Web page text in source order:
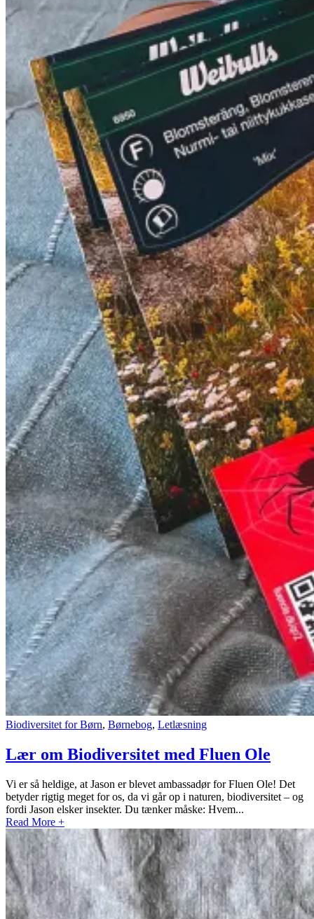
Biodiversitet for Børn, Børnebog, Letlæsning
Lær om Biodiversitet med Fluen Ole
Vi er så heldige, at Jason er blevet ambassadør for Fluen Ole! Det
betyder rigtig meget for os, da vi går op i naturen, biodiversitet – og
fordi Jason elsker insekter. Du tænker måske: Hvem...
Read More +